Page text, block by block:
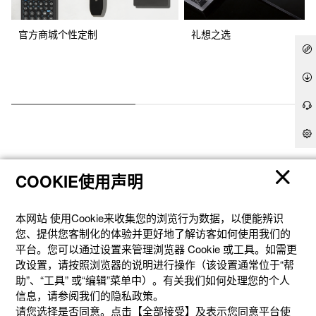
官方商城个性定制 礼想之选
产品
客户支持
资讯
COOKIE使用声明
本网站 使⽤Cookie来收集您的浏览⾏为数据，以便能辨识
您、提供您客制化的体验并更好地了解访客如何使⽤我们的
平台。您可以通过设置来管理浏览器 Cookie 或⼯具。如需更
改设置，请按照浏览器的说明进⾏操作（该设置通常位于“帮
助”、“⼯具” 或“编辑”菜单中）。有关我们如何处理您的个⼈
信息，请参阅我们的隐私政策。
请您选择是否同意。点击【全部接受】及表示您同意平台使